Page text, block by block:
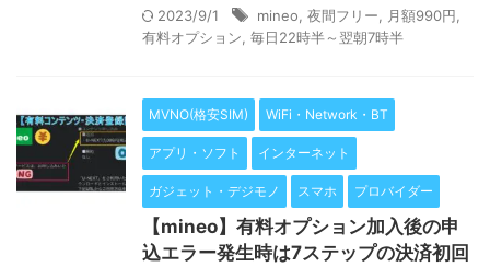
2023/9/1 mineo 夜間フリー 月額990円
有料オプション 毎日22時半～翌朝7時半
MVNO(格安SIM) WiFi・Network・BT
アプリ・ソフト インターネット
ガジェット・デジモノ スマホ プロバイダー
【mineo】有料オプション加入後の申
込エラー発生時は7ステップの決済初回